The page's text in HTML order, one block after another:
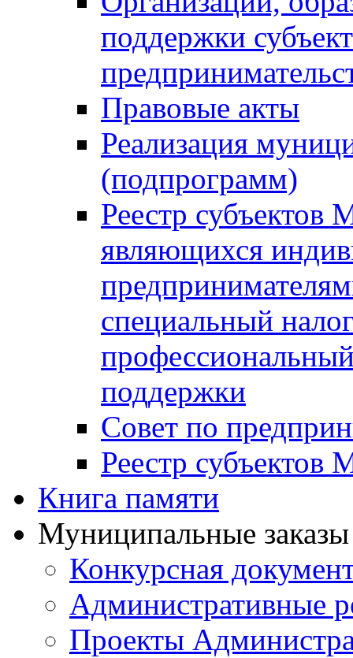
поддержки
Правовые акты
Реализация
(подпрограмм)
Реестр
являющихся
специальный
поддержки
Совет по
Реестр
Книга памяти
Муниципальные
Конкурсная
Административные
Проекты